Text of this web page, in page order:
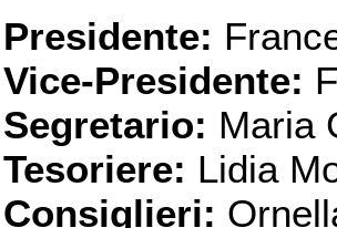
Presidente:
Vice-Presidente:
Segretario: Maria
Tesoriere: Lidia
Consiglieri: